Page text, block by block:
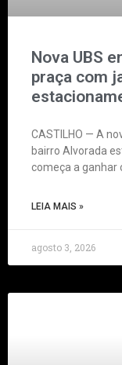
Nova UBS
praça com
CASTILHO — A
bairro Alvorada
começa a ganhar
LEIA MAIS »
agosto 3, 2026